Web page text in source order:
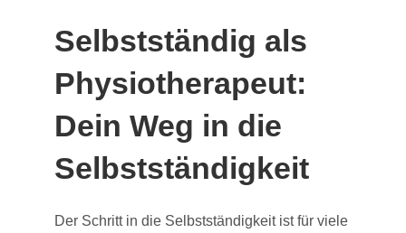
Selbstständig als
Physiotherapeut:
Dein Weg in die
Selbstständigkeit
Der Schritt in die Selbstständigkeit ist für viele